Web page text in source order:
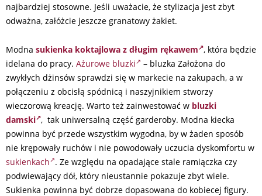
najbardziej stosowne. Jeśli uważacie, że stylizacja jest zbyt
odważna, załóżcie jeszcze granatowy żakiet.
Modna sukienka koktajlowa z długim rękawem , która będzie
idelana do pracy. Ażurowe bluzki
– bluzka Założona do
zwykłych dżinsów sprawdzi się w markecie na zakupach, a w
połączeniu z obcisłą spódnicą i naszyjnikiem stworzy
wieczorową kreację. Warto też zainwestować w bluzki
damski , tak uniwersalną część garderoby. Modna kiecka
powinna być przede wszystkim wygodna, by w żaden sposób
nie krępowały ruchów i nie powodowały uczucia dyskomfortu w
sukienkach . Ze względu na opadające stale ramiączka czy
podwiewający dół, który nieustannie pokazuje zbyt wiele.
Sukienka powinna być dobrze dopasowana do kobiecej figury.